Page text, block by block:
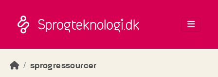
sprogressourcer